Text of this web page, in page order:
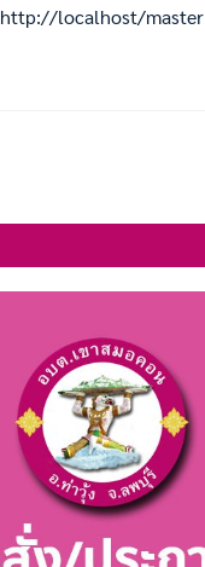
http://localhost/master